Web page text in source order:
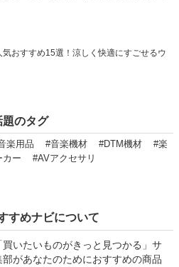
おすすめ15選！涼しく快適にすごせるウ
題のタグ
楽用品 #音楽機材 #DTM機材
#楽
カー #AVアクセサリ
すめナビについて
いたいものがきっと見つかる」サ
があなたのためにおすすめの商品